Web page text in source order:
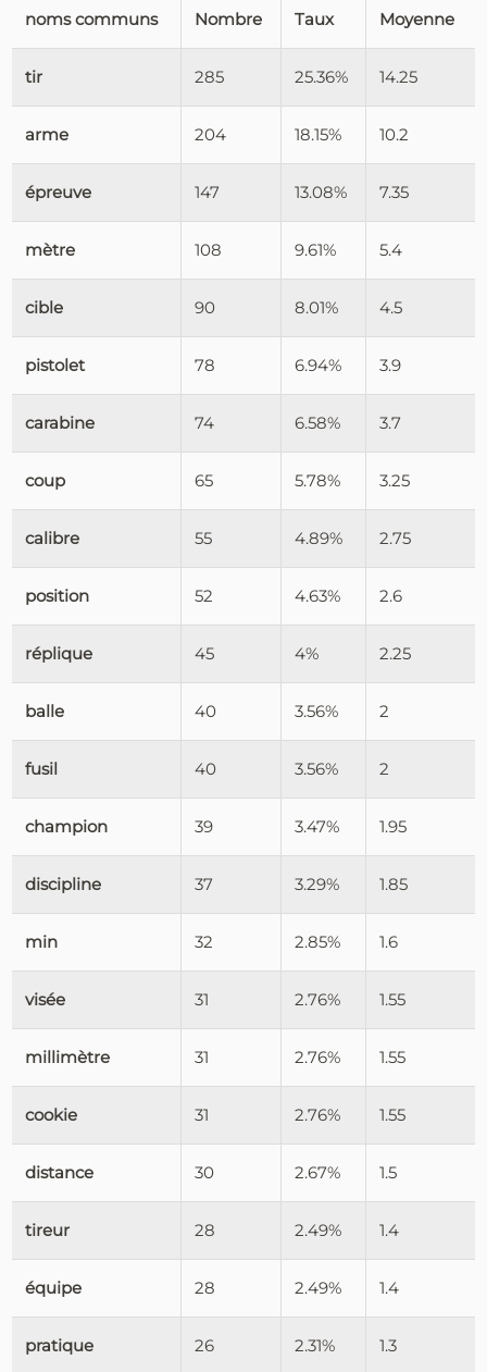
noms communs Nombre Taux Moyenne
tir 285 25.36% 14.25
arme 204 18.15% 10.2
épreuve 147 13.08% 7.35
mètre 108 9.61% 5.4
cible 90 8.01% 4.5
pistolet 78 6.94% 3.9
carabine 74 6.58% 3.7
coup 65 5.78% 3.25
calibre 55 4.89% 2.75
position 52 4.63% 2.6
réplique 45 4% 2.25
balle 40 3.56% 2
fusil 40 3.56% 2
champion 39 3.47% 1.95
discipline 37 3.29% 1.85
min 32 2.85% 1.6
visée 31 2.76% 1.55
millimètre 31 2.76% 1.55
cookie 31 2.76% 1.55
distance 30 2.67% 1.5
tireur 28 2.49% 1.4
équipe 28 2.49% 1.4
pratique 26 2.31% 1.3